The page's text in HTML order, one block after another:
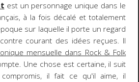
est un personnage unique dans le
à la fois décalé et totalement
sur laquelle il porte un regard
courant des idées reçues. Il
mensuelle dans Rock & Folk
Une chose est certaine, il suit
il fait ce qu'il aime, il